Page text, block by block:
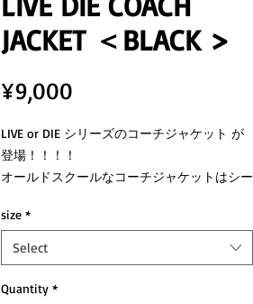
JACKET ＜BLACK >
¥9,000
LIVE or DIE シリーズのコーチジャケット が
登場！！！！
オールドスクールなコーチジャケットはシー
size *
Select
Quantity *